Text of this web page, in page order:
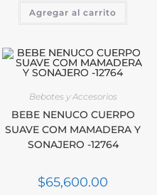
Agregar al carrito
Bebotes y Accesorios
BEBE NENUCO CUERPO
SUAVE COM MAMADERA Y
SONAJERO -12764
$65,600.00